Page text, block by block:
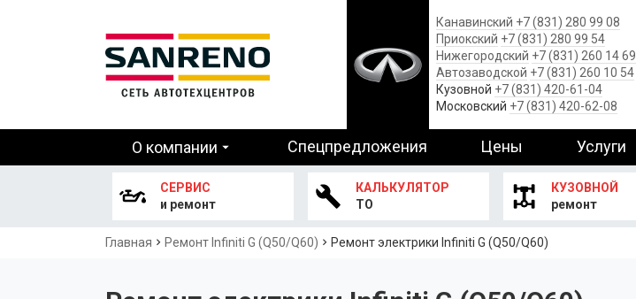
Канавинский +7 (831) 280 99 08
Приокский +7 (831) 280 99 54
Нижегородский +7 (831) 260 14 69
Автозаводской +7 (831) 260 10 54
Кузовной +7 (831) 420-61-04
Московский +7 (831) 420-62-08
Основная
навигация
О компании Спецпредложения Цены Услуги
СЕРВИС
и ремонт
КАЛЬКУЛЯТОР
ТО
КУЗОВНОЙ
ремонт
Строка
Главная Ремонт Infiniti G (Q50/Q60) Ремонт электрики Infiniti G (Q50/Q60)